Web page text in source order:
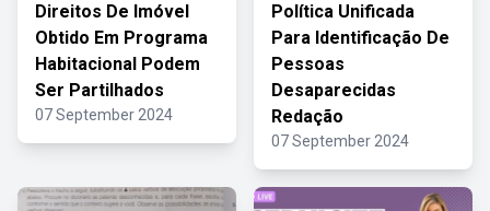
Direitos De Imóvel
Obtido Em Programa
Habitacional Podem
Ser Partilhados
07 September 2024
Política Unificada
Para Identificação De
Pessoas
Desaparecidas
Redação
07 September 2024